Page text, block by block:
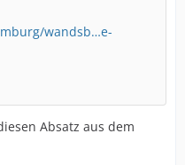
wandsb…e-
Absatz aus dem